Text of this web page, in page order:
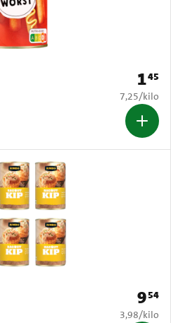
Prijs:
145
€ 7,25 per
7,25/kilo
Prijs:
954
€ 3,98 per
3,98/kilo